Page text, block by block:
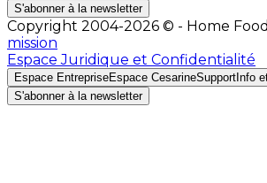
S'abonner à la newsletter
Copyright 2004-2026 © - Home Food
mission
Espace Juridique et Confidentialité
Espace EntrepriseEspace CesarineSupport Info
S'abonner à la newsletter